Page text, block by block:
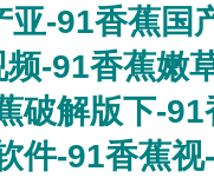
亚-91香蕉国
-91香蕉嫩
破解版下-91
件-91香蕉